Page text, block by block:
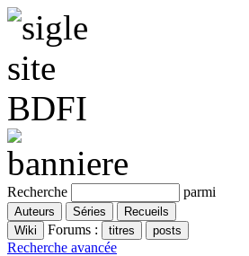
Recherche parmi
Forums :
Recherche avancée